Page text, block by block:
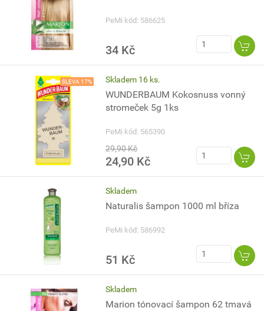
PeMi kód: 586625
34 Kč
SLEVA 17% Skladem 16 ks.
WUNDERBAUM Kokosnuss vonný
stromeček 5g 1ks
PeMi kód: 565390
29,90 Kč
24,90 Kč
Skladem
Naturalis šampon 1000 ml bříza
PeMi kód: 586992
51 Kč
Skladem
Marion tónovací šampon 62 tmavá